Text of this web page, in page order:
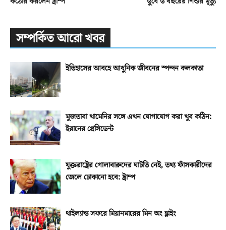
সম্পর্কিত আরো খবর
ইতিহাসের আবহে আধুনিক জীবনের স্পন্দন কলকাতা
মুজতাবা খামেনির সঙ্গে এখন যোগাযোগ করা খুব কঠিন:
ইরানের প্রেসিডেন্ট
যুক্তরাষ্ট্রের গোলাবারুদের ঘাটতি নেই, তথ্য ফাঁসকারীদের
জেলে ঢোকানো হবে: ট্রাম্প
থাইল্যান্ড সফরে মিয়ানমারের মিন অং হ্লাইং